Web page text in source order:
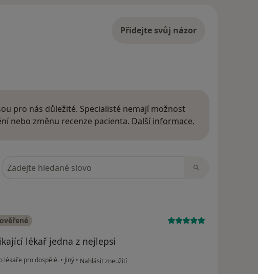
Přidejte svůj názor
pro nás důležité. Specialisté nemají možnost
nebo změnu recenze pacienta. Další informace.
Hledejte v názorech
lékař jedna z nejlepsi
lékaře pro dospělé. • Jiný • podle názoru uživatele Jana Gaborova
Nahlásit zneužití